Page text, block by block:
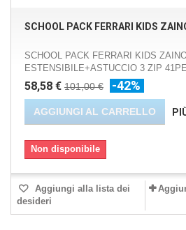
SCHOOL PACK FERRARI KIDS
SCHOOL PACK FERRARI KIDS
ESTENSIBILE+ASTUCCIO 3 ZIP
58,58 € 101,00 € -42%
AGGIUNGI AL CARRELLO
Non disponibile
Aggiungi alla lista dei
desideri